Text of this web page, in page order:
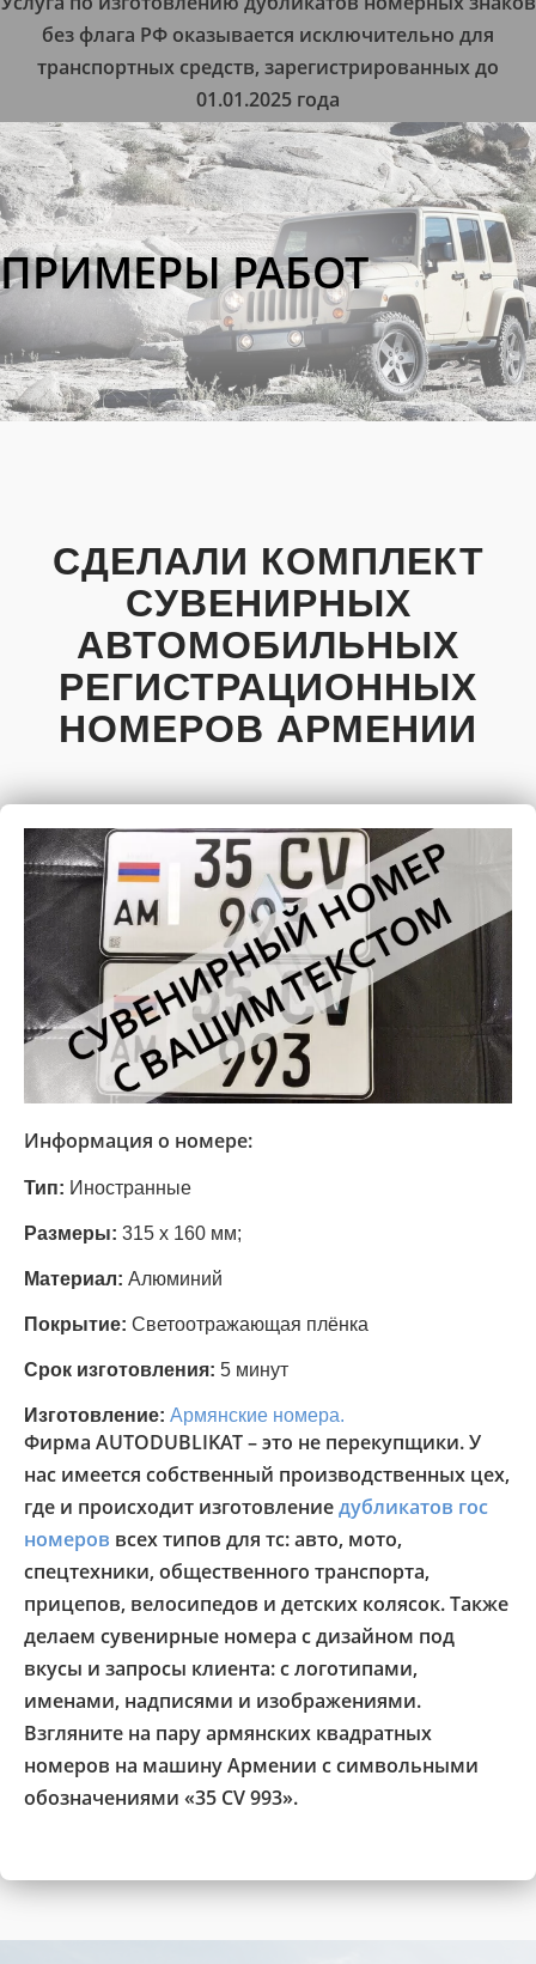
без флага РФ оказывается исключительно для
транспортных средств, зарегистрированных до
01.01.2025 года
ПРИМЕРЫ РАБОТ
СДЕЛАЛИ КОМПЛЕКТ
СУВЕНИРНЫХ
АВТОМОБИЛЬНЫХ
РЕГИСТРАЦИОННЫХ
НОМЕРОВ АРМЕНИИ
Информация о номере:
Тип: Иностранные
Размеры: 315 х 160 мм;
Материал: Алюминий
Покрытие: Светоотражающая плёнка
Срок изготовления: 5 минут
Изготовление: Армянские номера.
Фирма AUTODUBLIKAT – это не перекупщики. У
нас имеется собственный производственных цех,
где и происходит изготовлениедубликатов гос
номеров всех типов для тс: авто, мото,
спецтехники, общественного транспорта,
прицепов, велосипедов и детских колясок. Также
делаем сувенирные номера с дизайном под
вкусы и запросы клиента: с логотипами,
именами, надписями и изображениями.
Взгляните на пару армянских квадратных
номеров на машину Армении с символьными
обозначениями «35 CV 993».